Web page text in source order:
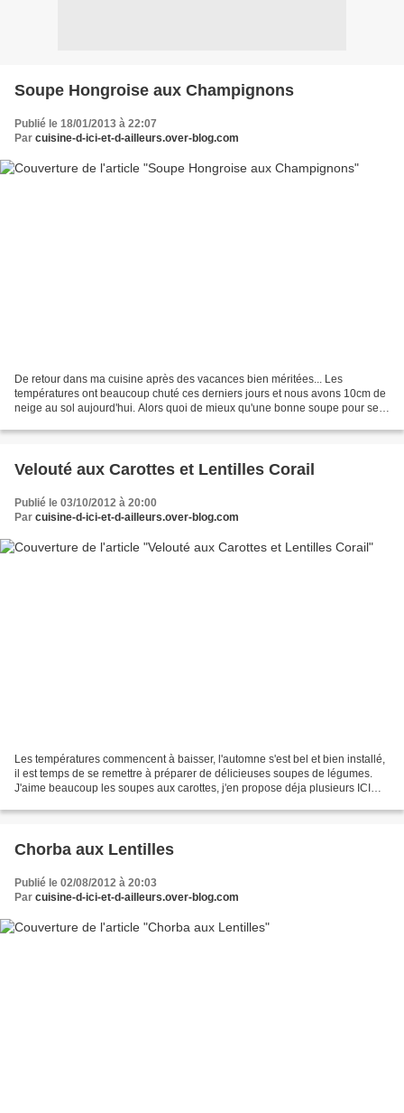
Soupe Hongroise aux Champignons
Publié le 18/01/2013 à 22:07
Par cuisine-d-ici-et-d-ailleurs.over-blog.com
De retour dans ma cuisine après des vacances bien méritées... Les
températures ont beaucoup chuté ces derniers jours et nous avons 10cm de
neige au sol aujourd'hui. Alors quoi de mieux qu'une bonne soupe pour se
Velouté aux Carottes et Lentilles Corail
Publié le 03/10/2012 à 20:00
Par cuisine-d-ici-et-d-ailleurs.over-blog.com
Les températures commencent à baisser, l'automne s'est bel et bien installé,
il est temps de se remettre à préparer de délicieuses soupes de légumes.
J'aime beaucoup les soupes aux carottes, j'en propose déja plusieurs ICI
Chorba aux Lentilles
Publié le 02/08/2012 à 20:03
Par cuisine-d-ici-et-d-ailleurs.over-blog.com